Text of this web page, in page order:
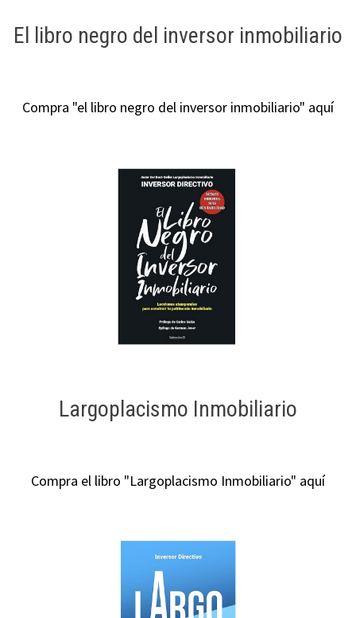
El libro negro del inversor inmobiliario
Compra "el libro negro del inversor inmobiliario" aquí
Largoplacismo Inmobiliario
Compra el libro "Largoplacismo Inmobiliario" aquí